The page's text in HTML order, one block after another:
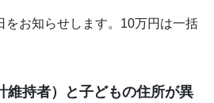
をお知らせします。10万円は一括
維持者）と子どもの住所が異